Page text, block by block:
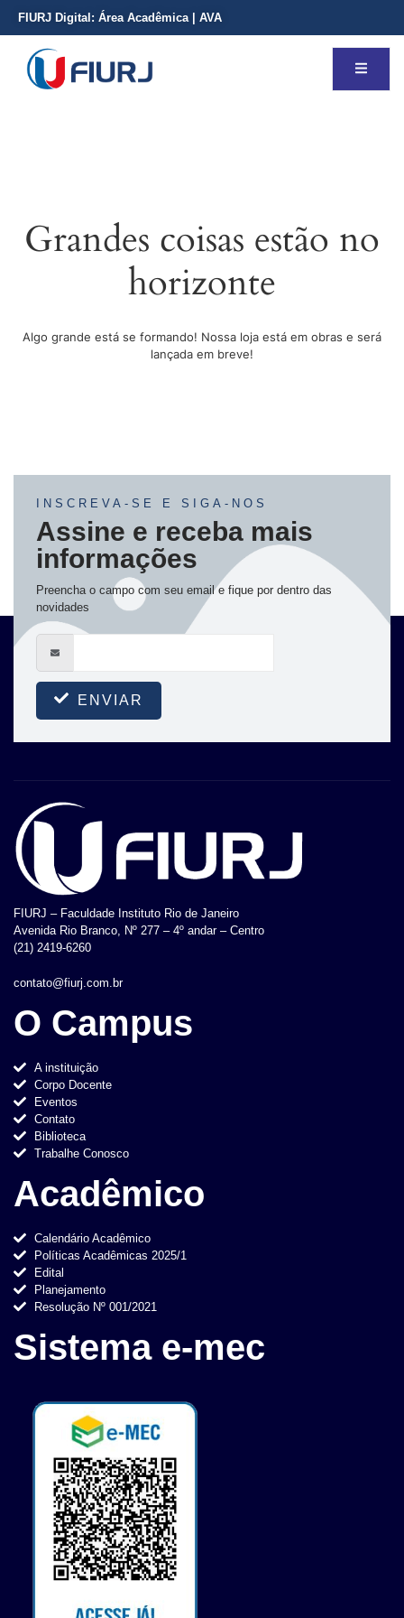
FIURJ Digital: Área Acadêmica AVA
Grandes coisas estão no
horizonte
Algo grande está se formando! Nossa loja está em obras e será
lançada em breve!
INSCREVA-SE E SIGA-NOS
Assine e receba mais
informações
Preencha o campo com seu email e fique por dentro das
novidades
ENVIAR
FIURJ – Faculdade Instituto Rio de Janeiro
Avenida Rio Branco, Nº 277 – 4º andar – Centro
(21) 2419-6260
contato@fiurj.com.br
O Campus
A instituição
Corpo Docente
Eventos
Contato
Biblioteca
Trabalhe Conosco
Acadêmico
Calendário Acadêmico
Políticas Acadêmicas 2025/1
Edital
Planejamento
Resolução Nº 001/2021
Sistema e-mec